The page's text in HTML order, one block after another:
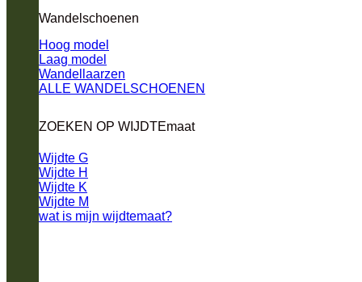
Wandelschoenen
Hoog model
Laag model
Wandellaarzen
ALLE WANDELSCHOENEN
ZOEKEN OP WIJDTEmaat
Wijdte G
Wijdte H
Wijdte K
Wijdte M
wat is mijn wijdtemaat?